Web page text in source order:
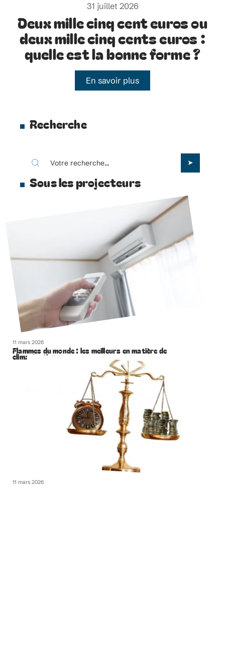
31 juillet 2026
Deux mille cinq cent euros ou
deux mille cinq cents euros :
quelle est la bonne forme ?
En savoir plus
Recherche
Sous les projecteurs
11 mars 2026
Flammes du monde : les meilleurs en matière de
climatisation
11 mars 2026